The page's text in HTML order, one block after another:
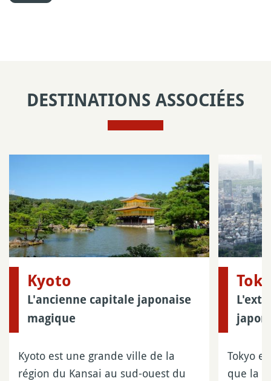
DESTINATIONS ASSOCIÉES
Kyoto
L'ancienne capitale japonaise
magique
Kyoto est une grande ville de la
région du Kansai au sud-ouest du
Tokyo
que la